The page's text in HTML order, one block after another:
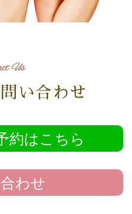
Us
い合わせ
約はこちら
わせ